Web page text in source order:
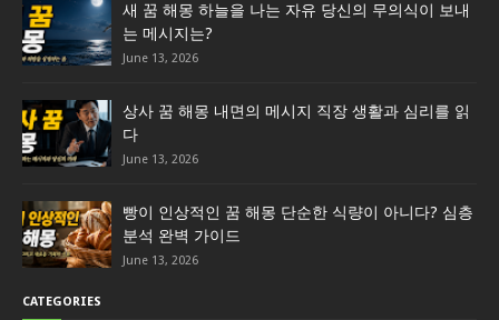
새 꿈 해몽 하늘을 나는 자유 당신의 무의식이 보내
는 메시지는?
June 13, 2026
상사 꿈 해몽 내면의 메시지 직장 생활과 심리를 읽
다
June 13, 2026
빵이 인상적인 꿈 해몽 단순한 식량이 아니다? 심층
분석 완벽 가이드
June 13, 2026
CATEGORIES